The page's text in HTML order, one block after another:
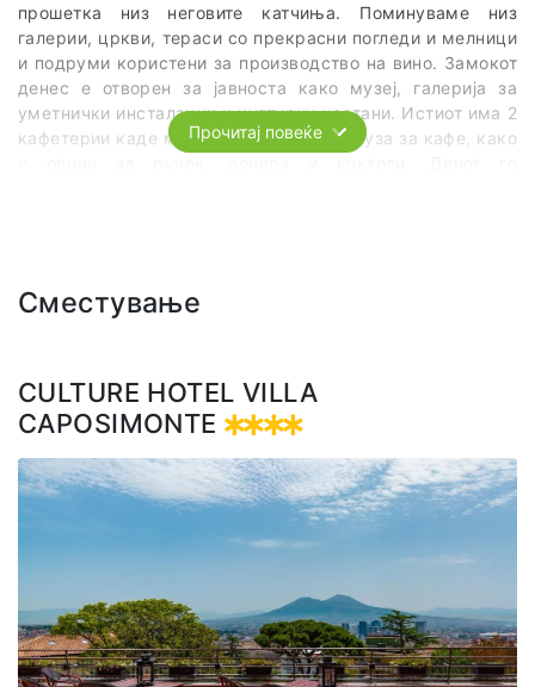
прошетка низ неговите катчиња. Поминуваме низ
галерии, цркви, тераси со прекрасни погледи и мелници
и подруми користени за производство на вино. Замокот
денес е отворен за јавноста како музеј, галерија за
уметнички инсталации и културни настани. Истиот има 2
кафетерии каде може да направиме пауза за кафе, како
Прочитај повеќе
Сместување
CULTURE HOTEL VILLA
CAPOSIMONTE